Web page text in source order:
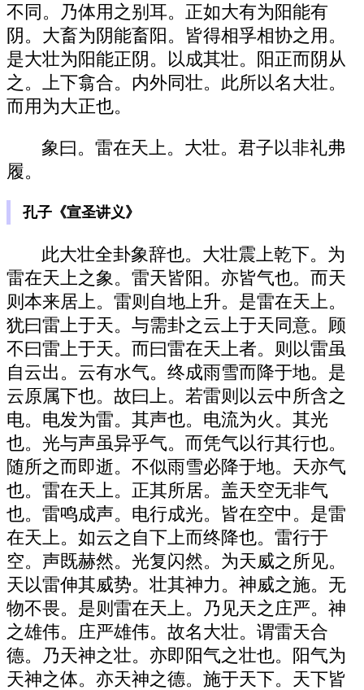
不同。乃体用之别耳。正如大有为阳能有
阴。大畜为阴能畜阳。皆得相孚相协之用。
是大壮为阳能正阴。以成其壮。阳正而阴从
之。上下翕合。内外同壮。此所以名大壮。
而用为大正也。
象曰。雷在天上。大壮。君子以非礼弗
履。
孔子《宣圣讲义》
此大壮全卦象辞也。大壮震上乾下。为
雷在天上之象。雷天皆阳。亦皆气也。而天
则本来居上。雷则自地上升。是雷在天上。
犹曰雷上于天。与需卦之云上于天同意。顾
不曰雷上于天。而曰雷在天上者。则以雷虽
自云出。云有水气。终成雨雪而降于地。是
云原属下也。故曰上。若雷则以云中所含之
电。电发为雷。其声也。电流为火。其光
也。光与声虽异乎气。而凭气以行其行也。
随所之而即逝。不似雨雪必降于地。天亦气
也。雷在天上。正其所居。盖天空无非气
也。雷鸣成声。电行成光。皆在空中。是雷
在天上。如云之自下上而终降也。雷行于
空。声既赫然。光复闪然。为天威之所见。
天以雷伸其威势。壮其神力。神威之施。无
物不畏。是则雷在天上。乃见天之庄严。神
之雄伟。庄严雄伟。故名大壮。谓雷天合
德。乃天神之壮。亦即阳气之壮也。阳气为
天神之体。亦天神之德。施于天下。天下皆